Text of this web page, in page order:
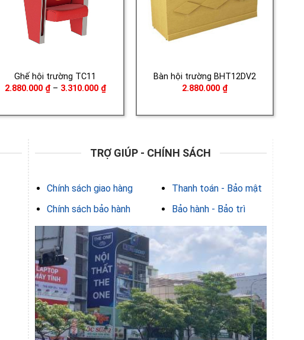
Ghế hội trường TC11
2.880.000 ₫ – 3.310.000 ₫Khoảng
giá:
2.880.000 ₫
Bàn hội trường BHT12DV2
2.880.000 ₫
TRỢ GIÚP - CHÍNH SÁCH
Chính sách giao hàng
Chính sách bảo hành
Thanh toán - Bảo mật
Bảo hành - Bảo trì